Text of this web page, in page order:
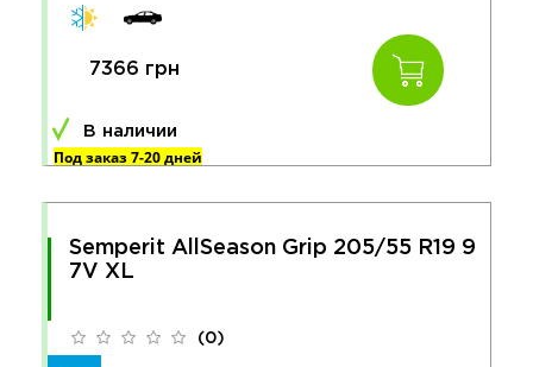
7366 грн
В наличии
Под заказ 7-20 дней
Semperit AllSeason Grip 205/55 R19 9
7V XL
(0)